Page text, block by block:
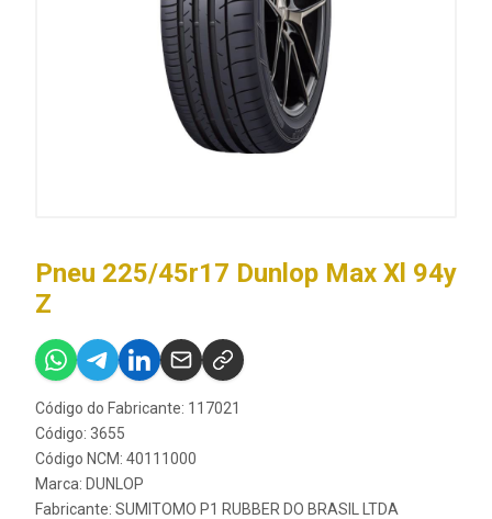
Pneu 225/45r17 Dunlop Max Xl 94y
Z
Código do Fabricante: 117021
Código: 3655
Código NCM: 40111000
Marca: DUNLOP
Fabricante: SUMITOMO P1 RUBBER DO BRASIL LTDA